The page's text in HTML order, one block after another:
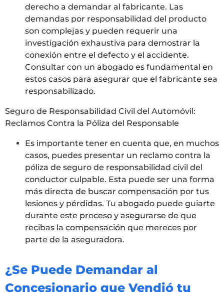
derecho a demandar al fabricante. Las
demandas por responsabilidad del producto
son complejas y pueden requerir una
investigación exhaustiva para demostrar la
conexión entre el defecto y el accidente.
Consultar con un abogado es fundamental en
estos casos para asegurar que el fabricante sea
responsabilizado.
Seguro de Responsabilidad Civil del Automóvil:
Reclamos Contra la Póliza del Responsable
Es importante tener en cuenta que, en muchos
casos, puedes presentar un reclamo contra la
póliza de seguro de responsabilidad civil del
conductor culpable. Esta puede ser una forma
más directa de buscar compensación por tus
lesiones y pérdidas. Tu abogado puede guiarte
durante este proceso y asegurarse de que
recibas la compensación que mereces por
parte de la aseguradora.
¿Se Puede Demandar al
Concesionario que Vendió tu